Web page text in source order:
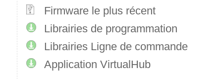
Firmware le plus récent
Librairies de programmation
Librairies Ligne de commande
Application VirtualHub